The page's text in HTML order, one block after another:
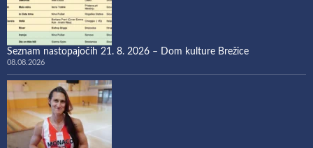
Seznam nastopajočih 21. 8. 2026 – Dom kulture Brežice
08.08.2026